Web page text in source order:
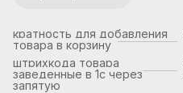
кратность для добавления
товара в корзину
штрихкода товара
заведенные в 1с через
запятую